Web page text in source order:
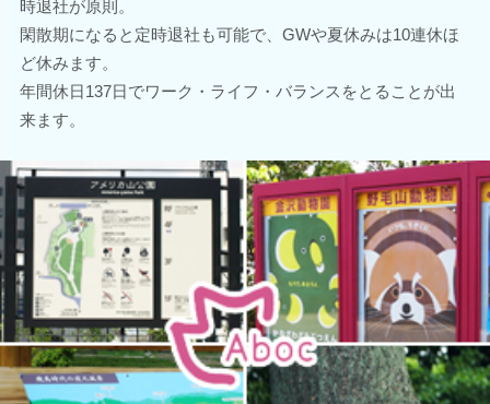
時退社が原則。
閑散期になると定時退社も可能で、GWや夏休みは10連休ほ
ど休みます。
年間休日137日でワーク・ライフ・バランスをとることが出
来ます。